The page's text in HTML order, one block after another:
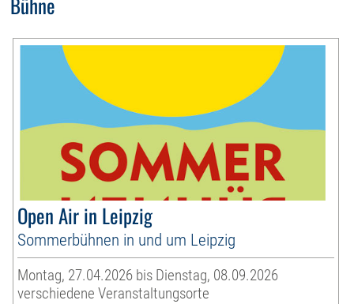
Open Air in Leipzig
Sommerbühnen in und um Leipzig
Montag, 27.04.2026 bis Dienstag, 08.09.2026
verschiedene Veranstaltungsorte